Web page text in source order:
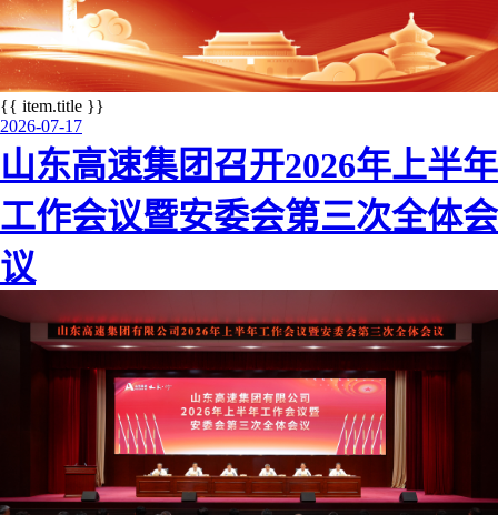
上
一
下
一
{{ item.title }}
2026-07-17
山东高速集团召开2026年上半年
工作会议暨安委会第三次全体会
议